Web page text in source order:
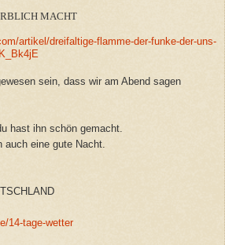
MACHT
artikel/dreifaltige-flamme-der-funke-der-uns-
sein, dass wir am Abend sagen
hast ihn schön gemacht.
auch eine gute Nacht.
14-tage-wetter